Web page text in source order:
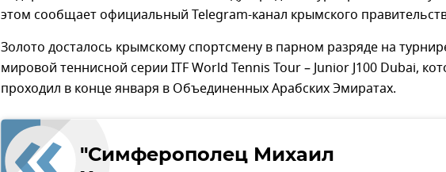
этом сообщает официальный Telegram-канал крымского
Золото досталось крымскому спортсмену в парном разряде на
мировой теннисной серии ITF World Tennis Tour – Junior J100 Dubai,
проходил в конце января в Объединенных Арабских Эмиратах.
"Симферополец Михаил